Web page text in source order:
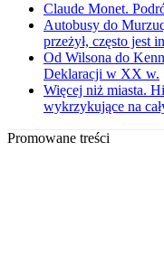
Claude Monet.
Autobusy do
przeżył, często jest
Od Wilsona do
Deklaracji w XX w.
Więcej niż miasta.
wykrzykujące na
Promowane treści